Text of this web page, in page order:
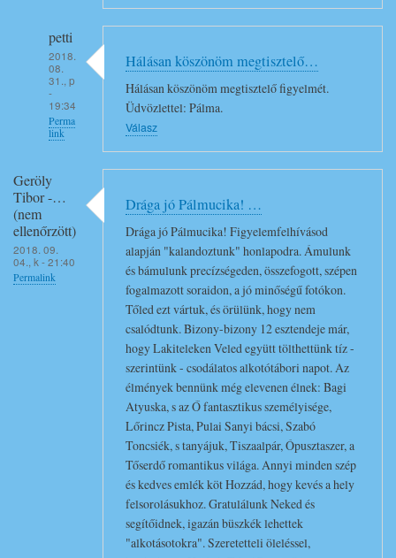
t
u
l
a
l
o
d
r
g
a
P
petti
2018.
08.
31., p
-
19:34
Perma
link
Vidó
Ferenc
(nem
ellenőrzött)
G
r
Hálásan köszönöm megtisztelő…
Hálásan köszönöm megtisztelő figyelmét.
Üdvözlettel: Pálma.
Válasz
Geröly
Tibor -…
(nem
ellenőrzött)
2018. 09.
04., k - 21:40
Permalink
Drága jó Pálmucika! …
Drága jó Pálmucika! Figyelemfelhívásod
alapján "kalandoztunk" honlapodra. Ámulunk
és bámulunk precízségeden, összefogott, szépen
fogalmazott soraidon, a jó minőségű fotókon.
Tőled ezt vártuk, és örülünk, hogy nem
csalódtunk. Bizony-bizony 12 esztendeje már,
hogy Lakiteleken Veled együtt tölthettünk tíz -
szerintünk - csodálatos alkotótábori napot. Az
élmények bennünk még elevenen élnek: Bagi
Atyuska, s az Ő fantasztikus személyisége,
Lőrincz Pista, Pulai Sanyi bácsi, Szabó
Toncsiék, s tanyájuk, Tiszaalpár, Ópusztaszer, a
Tőserdő romantikus világa. Annyi minden szép
és kedves emlék köt Hozzád, hogy kevés a hely
felsorolásukhoz. Gratulálunk Neked és
segítőidnek, igazán büszkék lehettek
"alkotásotokra". Szeretetteli öleléssel,